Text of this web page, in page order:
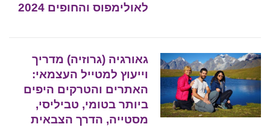
לאולימפוס והחופים 2024
גאורגיה (גרוזיה) מדריך
וייעוץ למטייל העצמאי:
האתרים והטרקים היפים
ביותר בטומי, טביליסי,
מסטייה, הדרך הצבאית